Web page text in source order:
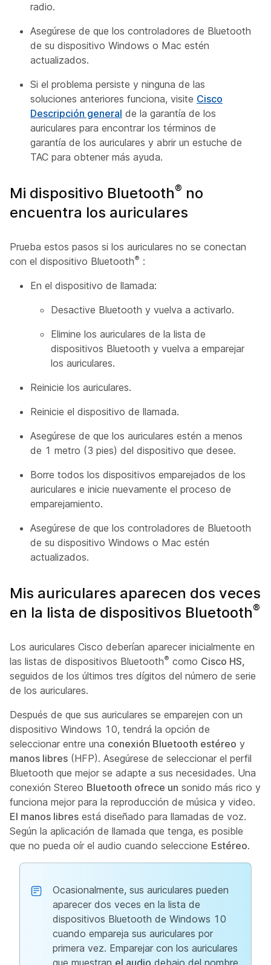
radio.
Asegúrese de que los controladores de Bluetooth
de su dispositivo Windows o Mac estén
actualizados.
Si el problema persiste y ninguna de las
soluciones anteriores funciona, visite Cisco
Descripción general de la garantía de los
auriculares para encontrar los términos de
garantía de los auriculares y abrir un estuche de
TAC para obtener más ayuda.
Mi dispositivo Bluetooth® no
encuentra los auriculares
Prueba estos pasos si los auriculares no se conectan
con el dispositivo Bluetooth® :
En el dispositivo de llamada:
Desactive Bluetooth y vuelva a activarlo.
Elimine los auriculares de la lista de
dispositivos Bluetooth y vuelva a emparejar
los auriculares.
Reinicie los auriculares.
Reinicie el dispositivo de llamada.
Asegúrese de que los auriculares estén a menos
de 1 metro (3 pies) del dispositivo que desee.
Borre todos los dispositivos emparejados de los
auriculares e inicie nuevamente el proceso de
emparejamiento.
Asegúrese de que los controladores de Bluetooth
de su dispositivo Windows o Mac estén
actualizados.
Mis auriculares aparecen dos veces
en la lista de dispositivos Bluetooth®
Los auriculares Cisco deberían aparecer inicialmente en
las listas de dispositivos Bluetooth® como Cisco HS,
seguidos de los últimos tres dígitos del número de serie
de los auriculares.
Después de que sus auriculares se emparejen con un
dispositivo Windows 10, tendrá la opción de
seleccionar entre una conexión Bluetooth estéreo y
manos libres (HFP). Asegúrese de seleccionar el perfil
Bluetooth que mejor se adapte a sus necesidades. Una
conexión Stereo Bluetooth ofrece un sonido más rico y
funciona mejor para la reproducción de música y video.
El manos libres está diseñado para llamadas de voz.
Según la aplicación de llamada que tenga, es posible
que no pueda oír el audio cuando seleccione Estéreo.
Ocasionalmente, sus auriculares pueden
aparecer dos veces en la lista de
dispositivos Bluetooth de Windows 10
cuando empareja sus auriculares por
primera vez. Emparejar con los auriculares
que muestran el audio debajo del nombre